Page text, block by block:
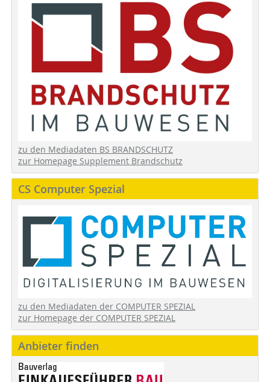
zu den Mediadaten BS BRANDSCHUTZ
zur Homepage Supplement Brandschutz
CS Computer Spezial
zu den Mediadaten der COMPUTER SPEZIAL
zur Homepage der COMPUTER SPEZIAL
Anbieter finden